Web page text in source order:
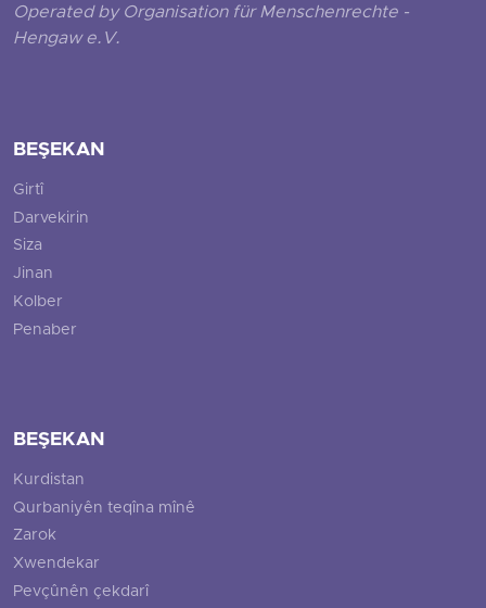
Operated by Organisation für Menschenrechte -
Hengaw e.V.
BEŞEKAN
Girtî
Darvekirin
Siza
Jinan
Kolber
Penaber
BEŞEKAN
Kurdistan
Qurbaniyên teqîna mînê
Zarok
Xwendekar
Pevçûnên çekdarî